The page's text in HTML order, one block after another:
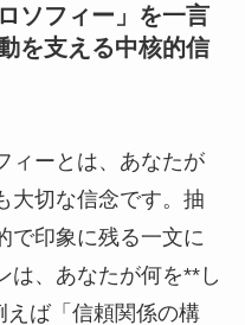
ソフィー」を一言
を支える中核的信
ィーとは、あなたが
大切な信念です。抽
で印象に残る一文に
は、あなたが何を**し
えば「信頼関係の構